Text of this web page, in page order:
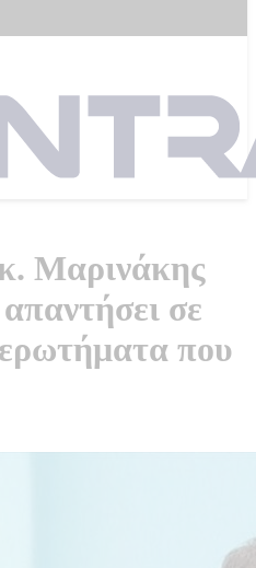
Μαρινάκης
σε
που